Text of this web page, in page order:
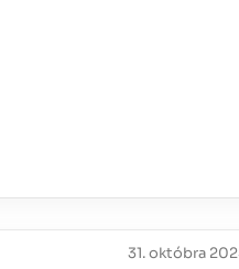
31. októbra